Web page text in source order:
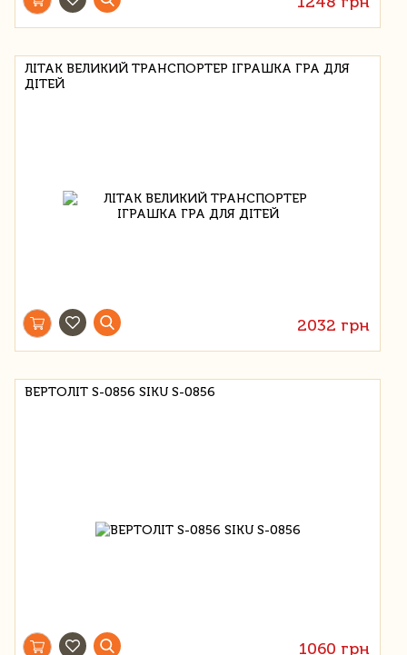
ЛІТАК ВЕЛИКИЙ ТРАНСПОРТЕР ІГРАШКА ГРА ДЛЯ
ДІТЕЙ
2032 грн
ВЕРТОЛІТ S-0856 SIKU S-0856
1060 грн